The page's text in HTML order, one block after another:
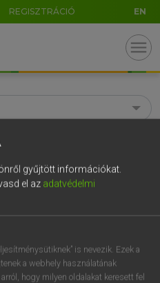
REGISZTRÁCIÓ EN
menu
gyűjtött információkat.
el az adatvédelmi
is nevezik. Ezek a
a webhely használatának
hogy milyen oldalakat keresett fel
ö ü ó
o p ő ú
ű
. AltGr